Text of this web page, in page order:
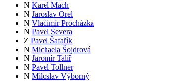
N Karel Mach
N Jaroslav Orel
N Vladimír Procházka
N Pavel Severa
Z Pavel Šafařík
N Michaela Šojdrová
N Jaromír Talíř
N Pavel Tollner
N Miloslav Výborný